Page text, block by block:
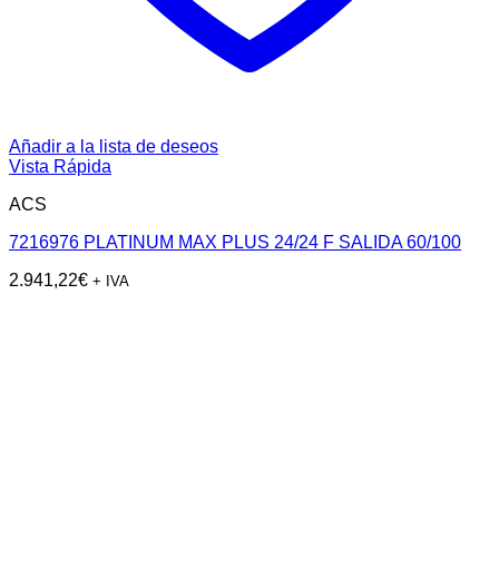
Añadir a la lista de deseos
Vista Rápida
ACS
7216976 PLATINUM MAX PLUS 24/24 F SALIDA 60/100
2.941,22€ + IVA